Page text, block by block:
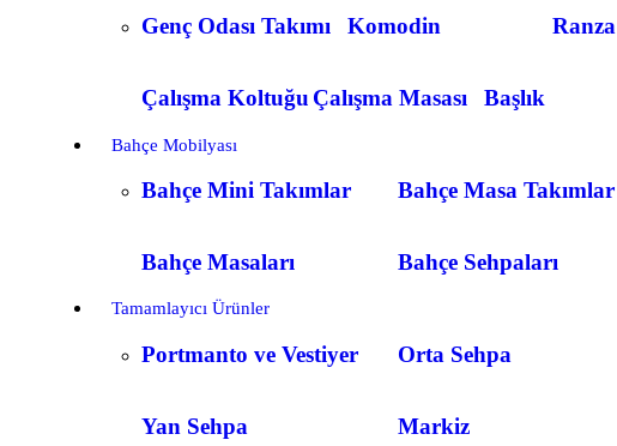
Genç Odası Takımı Komodin Ranza
Çalışma Koltuğu Çalışma Masası Başlık
Bahçe Mobilyası
Bahçe Mini Takımlar Bahçe Masa Takımlar
Bahçe Masaları Bahçe Sehpaları
Tamamlayıcı Ürünler
Portmanto ve Vestiyer Orta Sehpa
Yan Sehpa Markiz